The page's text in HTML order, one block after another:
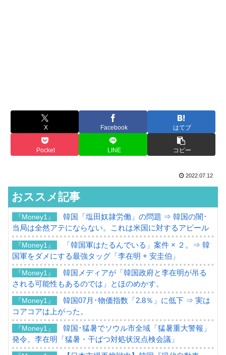
X Facebook はてブ
Pocket LINE コピー
2022.07.12
おススメ記事
『Money1』
韓国「塩田奴隷労働」の問題 ⇒ 韓国の闇･
当局は全然アテにならない。これは米国に対するアピール
『Money1』
「韓国軍はたるんでいる」案件 × ２。⇒ 韓
国軍をダメにする最強タッグ「李在明 + 安圭伯」
『Money1』
韓国メディアが「韓国政府と李在明が吊る
される可能性もあるのでは」とほのめかす。
『Money1』
韓国07月･物価指数「2.8％」に低下 ⇒ 実は
コアコアは上がった。
『Money1』
韓国･猛暑でソウル市全域「猛暑重大警報」
発令。李在明「猛暑・干ばつ対処状況点検会議」